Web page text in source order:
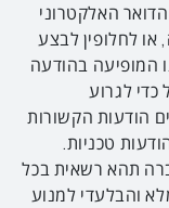
האלקטרוני
לחלופין לבצע
המופיעה בהודעה
כדי לגרוע
הודעות הקשורות
טכניות.
תהא רשאית בכל
והבלעדי למנוע